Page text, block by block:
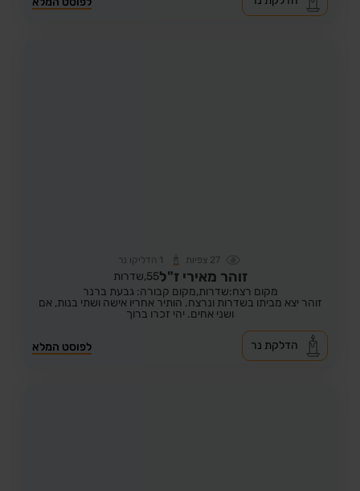
27 צפיות 1 הדליקו נר
זוהר מאירי ז"ל55, שדרות
מקום רצח:שדרות,מקום קבורה: גבעת ברנר
זוהר יצא מביתו בשדרות ונרצח. הותיר אחריו אישה ושתי בנות, אם
ושני אחים. יהי זכרו ברוך
לפוסט המלא הדלקת נר